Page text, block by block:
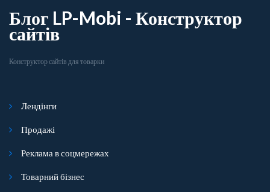
Блог LP-Mobi - Конструктор
сайтів
Конструктор сайтів для товарки
Лендінги
Продажі
Реклама в соцмережах
Товарний бізнес